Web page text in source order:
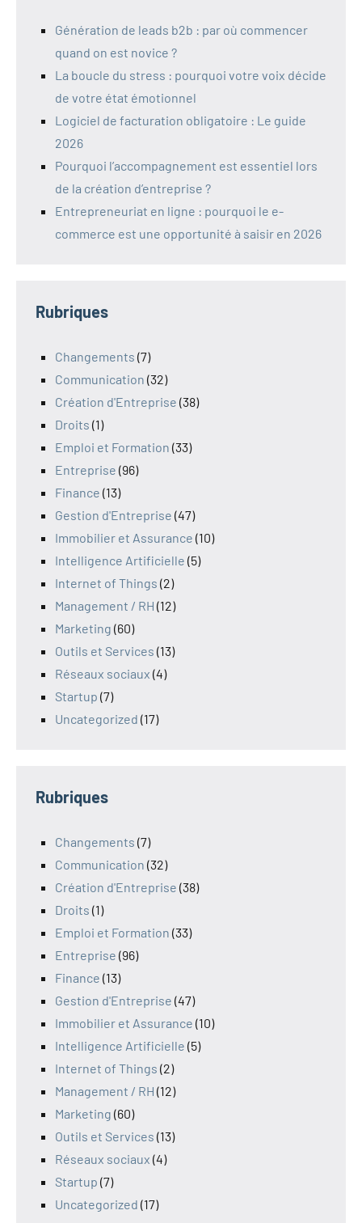
Génération de leads b2b : par où commencer
quand on est novice ?
La boucle du stress : pourquoi votre voix décide
de votre état émotionnel
Logiciel de facturation obligatoire : Le guide
2026
Pourquoi l’accompagnement est essentiel lors
de la création d’entreprise ?
Entrepreneuriat en ligne : pourquoi le e-
commerce est une opportunité à saisir en 2026
Rubriques
Changements (7)
Communication (32)
Création d'Entreprise (38)
Droits (1)
Emploi et Formation (33)
Entreprise (96)
Finance (13)
Gestion d'Entreprise (47)
Immobilier et Assurance (10)
Intelligence Artificielle (5)
Internet of Things (2)
Management / RH (12)
Marketing (60)
Outils et Services (13)
Réseaux sociaux (4)
Startup (7)
Uncategorized (17)
Rubriques
Changements (7)
Communication (32)
Création d'Entreprise (38)
Droits (1)
Emploi et Formation (33)
Entreprise (96)
Finance (13)
Gestion d'Entreprise (47)
Immobilier et Assurance (10)
Intelligence Artificielle (5)
Internet of Things (2)
Management / RH (12)
Marketing (60)
Outils et Services (13)
Réseaux sociaux (4)
Startup (7)
Uncategorized (17)